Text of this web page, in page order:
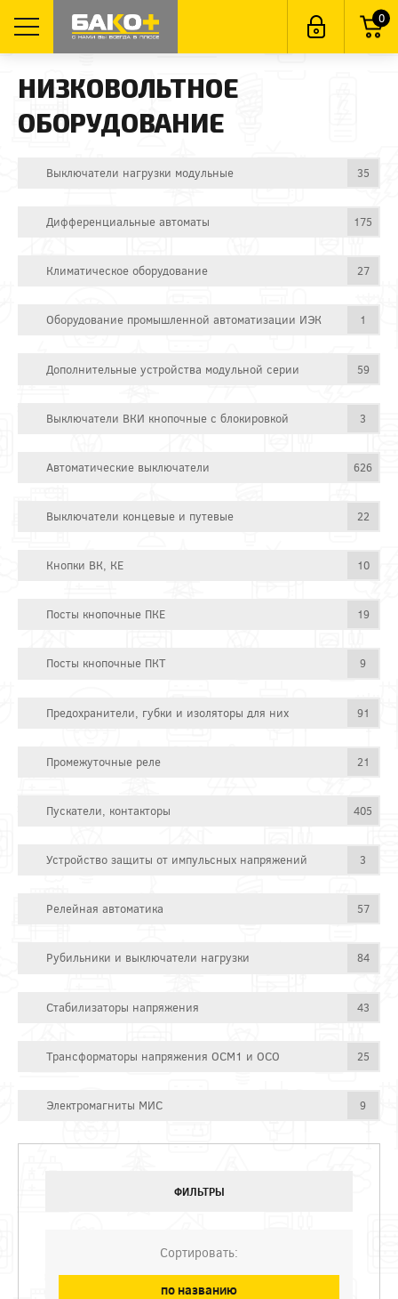
0
НИЗКОВОЛЬТНОЕ
ОБОРУДОВАНИЕ
Выключатели нагрузки модульные 35
Дифференциальные автоматы 175
Климатическое оборудование 27
Оборудование промышленной автоматизации ИЭК 1
Дополнительные устройства модульной серии 59
Выключатели ВКИ кнопочные с блокировкой 3
Автоматические выключатели 626
Выключатели концевые и путевые 22
Кнопки ВК, КЕ 10
Посты кнопочные ПКЕ 19
Посты кнопочные ПКТ 9
Предохранители, губки и изоляторы для них 91
Промежуточные реле 21
Пускатели, контакторы 405
Устройство защиты от импульсных напряжений 3
Релейная автоматика 57
Рубильники и выключатели нагрузки 84
Стабилизаторы напряжения 43
Трансформаторы напряжения ОСМ1 и ОСО 25
Электромагниты МИС 9
ФИЛЬТРЫ
Сортировать:
по названию